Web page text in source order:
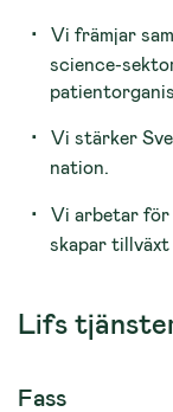
Vi främjar
science-
Vi stärker
nation.
Vi arbetar för
skapar tillväxt
Lifs
Fass